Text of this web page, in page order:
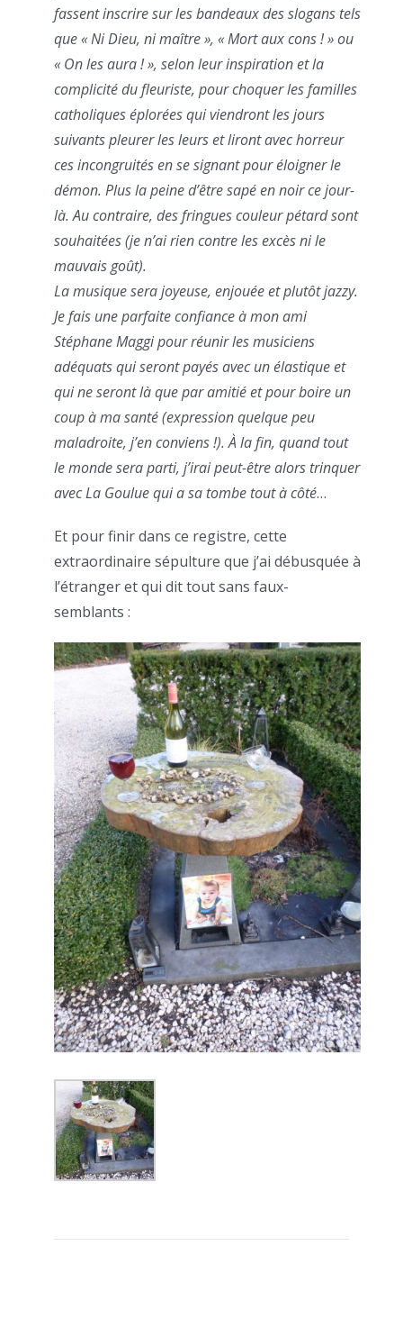
fassent inscrire sur les bandeaux des slogans tels
que « Ni Dieu, ni maître », « Mort aux cons ! » ou
« On les aura ! », selon leur inspiration et la
complicité du fleuriste, pour choquer les familles
catholiques éplorées qui viendront les jours
suivants pleurer les leurs et liront avec horreur
ces incongruités en se signant pour éloigner le
démon. Plus la peine d’être sapé en noir ce jour-
là. Au contraire, des fringues couleur pétard sont
souhaitées (je n’ai rien contre les excès ni le
mauvais goût).
La musique sera joyeuse, enjouée et plutôt jazzy.
Je fais une parfaite confiance à mon ami
Stéphane Maggi pour réunir les musiciens
adéquats qui seront payés avec un élastique et
qui ne seront là que par amitié et pour boire un
coup à ma santé (expression quelque peu
maladroite, j’en conviens !). À la fin, quand tout
le monde sera parti, j’irai peut-être alors trinquer
avec La Goulue qui a sa tombe tout à côté…
Et pour finir dans ce registre, cette
extraordinaire sépulture que j’ai débusquée à
l’étranger et qui dit tout sans faux-
semblants :